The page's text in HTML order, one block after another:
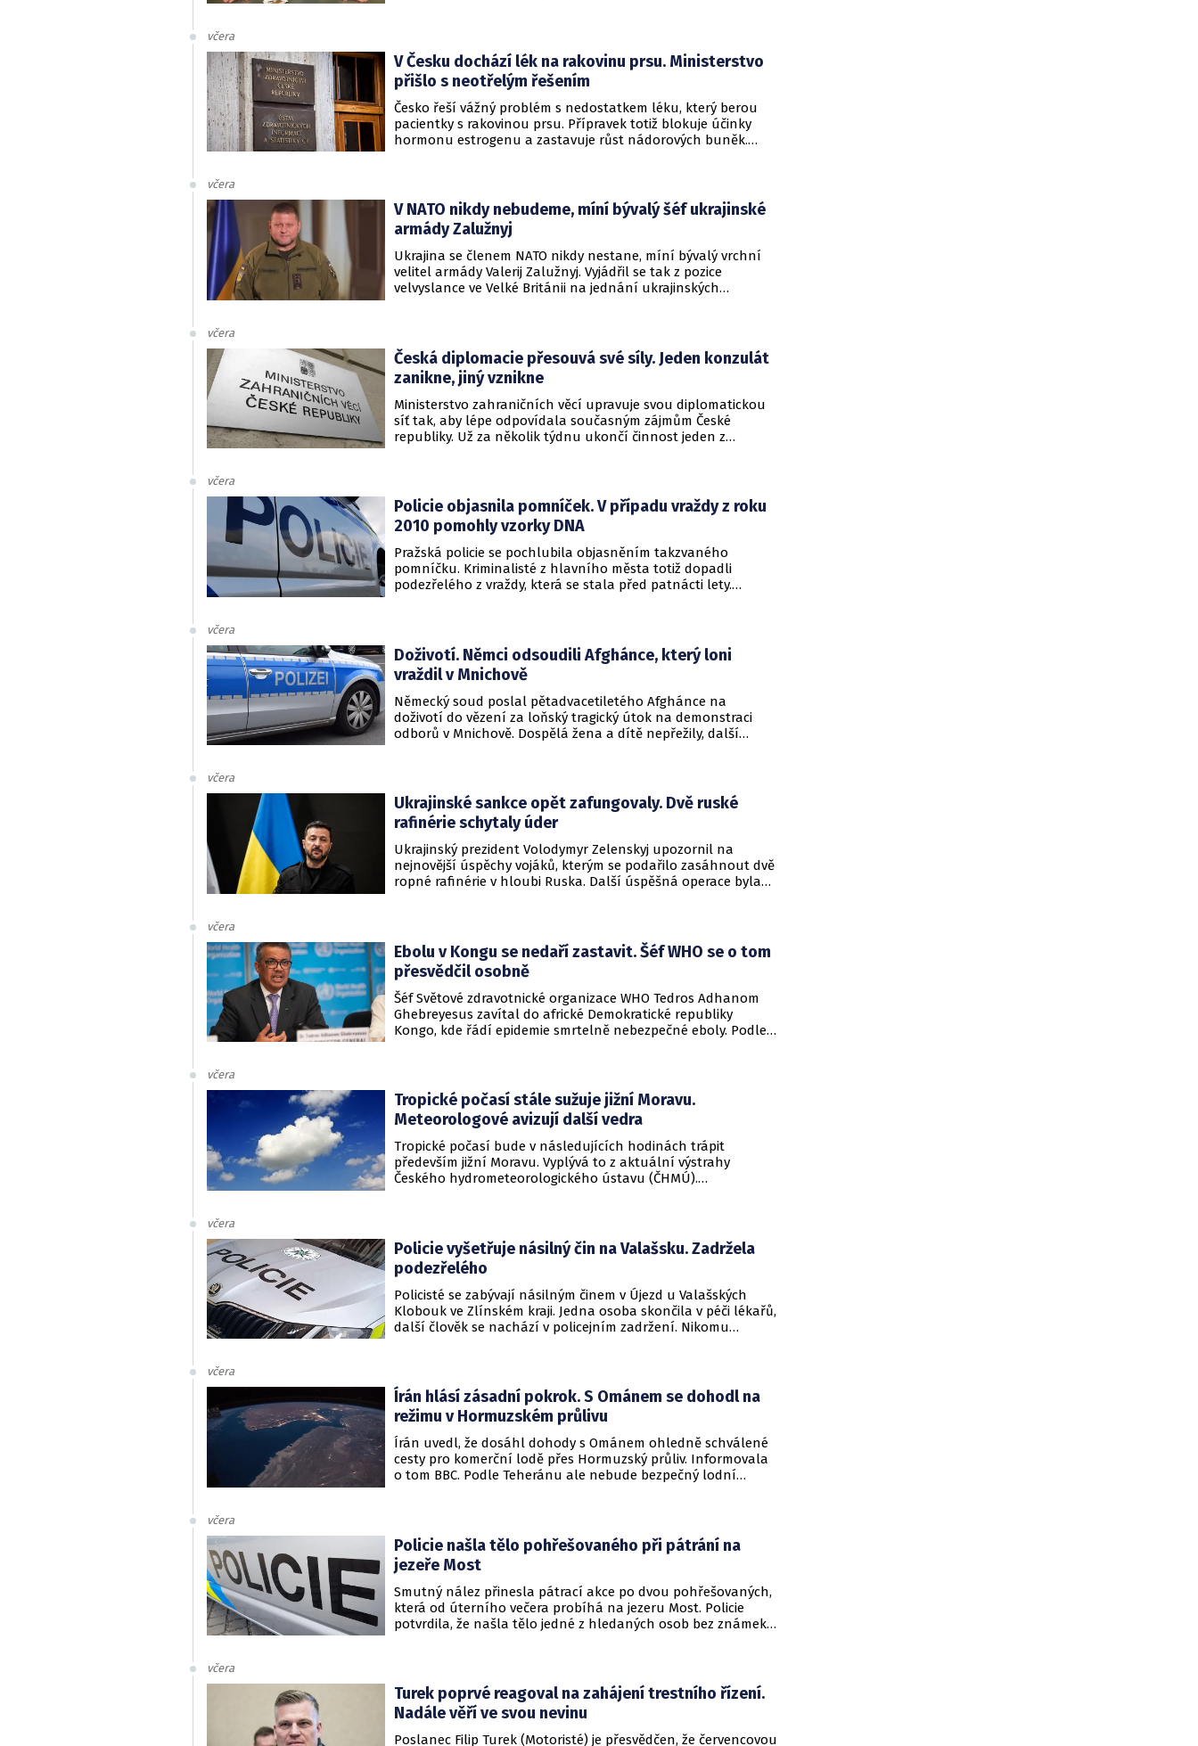
včera
V Česku dochází lék na rakovinu prsu. Ministerstvo
přišlo s neotřelým řešením
Česko řeší vážný problém s nedostatkem léku, který berou
pacientky s rakovinou prsu. Přípravek totiž blokuje účinky
hormonu estrogenu a zastavuje růst nádorových buněk.
včera
V NATO nikdy nebudeme, míní bývalý šéf ukrajinské
armády Zalužnyj
Ukrajina se členem NATO nikdy nestane, míní bývalý vrchní
velitel armády Valerij Zalužnyj. Vyjádřil se tak z pozice
velvyslance ve Velké Británii na jednání ukrajinských
včera
Česká diplomacie přesouvá své síly. Jeden konzulát
zanikne, jiný vznikne
Ministerstvo zahraničních věcí upravuje svou diplomatickou
síť tak, aby lépe odpovídala současným zájmům České
republiky. Už za několik týdnu ukončí činnost jeden z
včera
Policie objasnila pomníček. V případu vraždy z roku
2010 pomohly vzorky DNA
Pražská policie se pochlubila objasněním takzvaného
pomníčku. Kriminalisté z hlavního města totiž dopadli
podezřelého z vraždy, která se stala před patnácti lety.
včera
Doživotí. Němci odsoudili Afghánce, který loni
vraždil v Mnichově
Německý soud poslal pětadvacetiletého Afghánce na
doživotí do vězení za loňský tragický útok na demonstraci
odborů v Mnichově. Dospělá žena a dítě nepřežily, další
včera
Ukrajinské sankce opět zafungovaly. Dvě ruské
rafinérie schytaly úder
Ukrajinský prezident Volodymyr Zelenskyj upozornil na
nejnovější úspěchy vojáků, kterým se podařilo zasáhnout dvě
ropné rafinérie v hloubi Ruska. Další úspěšná operace byla
včera
Ebolu v Kongu se nedaří zastavit. Šéf WHO se o tom
přesvědčil osobně
Šéf Světové zdravotnické organizace WHO Tedros Adhanom
Ghebreyesus zavítal do africké Demokratické republiky
Kongo, kde řádí epidemie smrtelně nebezpečné eboly. Podle
včera
Tropické počasí stále sužuje jižní Moravu.
Meteorologové avizují další vedra
Tropické počasí bude v následujících hodinách trápit
především jižní Moravu. Vyplývá to z aktuální výstrahy
Českého hydrometeorologického ústavu (ČHMÚ).
včera
Policie vyšetřuje násilný čin na Valašsku. Zadržela
podezřelého
Policisté se zabývají násilným činem v Újezd u Valašských
Klobouk ve Zlínském kraji. Jedna osoba skončila v péči lékařů,
další člověk se nachází v policejním zadržení. Nikomu
včera
Írán hlásí zásadní pokrok. S Ománem se dohodl na
režimu v Hormuzském průlivu
Írán uvedl, že dosáhl dohody s Ománem ohledně schválené
cesty pro komerční lodě přes Hormuzský průliv. Informovala
o tom BBC. Podle Teheránu ale nebude bezpečný lodní
včera
Policie našla tělo pohřešovaného při pátrání na
jezeře Most
Smutný nález přinesla pátrací akce po dvou pohřešovaných,
která od úterního večera probíhá na jezeru Most. Policie
potvrdila, že našla tělo jedné z hledaných osob bez známek
včera
Turek poprvé reagoval na zahájení trestního řízení.
Nadále věří ve svou nevinu
Poslanec Filip Turek (Motoristé) je přesvědčen, že červencovou